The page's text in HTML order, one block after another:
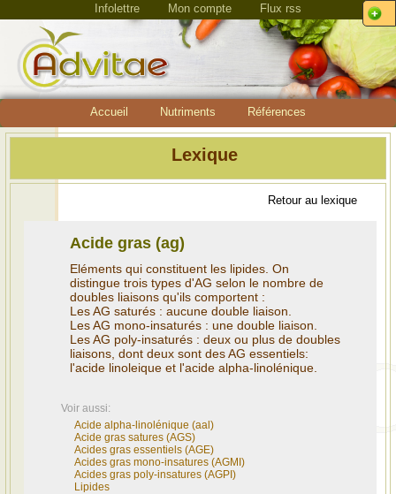
Infolettre Mon compte Flux rss
Accueil Nutriments Références
Lexique
Retour au lexique
Acide gras (ag)
Eléments qui constituent les lipides. On
distingue trois types d'AG selon le nombre de
doubles liaisons qu'ils comportent :
Les AG saturés : aucune double liaison.
Les AG mono-insaturés : une double liaison.
Les AG poly-insaturés : deux ou plus de doubles
liaisons, dont deux sont des AG essentiels:
l'acide linoleique et l'acide alpha-linolénique.
Voir aussi:
Acide alpha-linolénique (aal)
Acide gras satures (AGS)
Acides gras essentiels (AGE)
Acides gras mono-insatures (AGMI)
Acides gras poly-insatures (AGPI)
Lipides